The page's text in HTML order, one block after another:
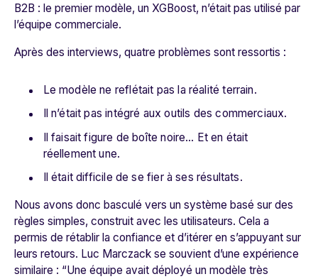
B2B : le premier modèle, un XGBoost, n’était pas utilisé par
l’équipe commerciale.
Après des interviews, quatre problèmes sont ressortis :
Le modèle ne reflétait pas la réalité terrain.
Il n’était pas intégré aux outils des commerciaux.
Il faisait figure de boîte noire… Et en était
réellement une.
Il était difficile de se fier à ses résultats.
Nous avons donc basculé vers un système basé sur des
règles simples, construit avec les utilisateurs. Cela a
permis de rétablir la confiance et d’itérer en s’appuyant sur
leurs retours. Luc Marczack se souvient d’une expérience
similaire : “Une équipe avait déployé un modèle très